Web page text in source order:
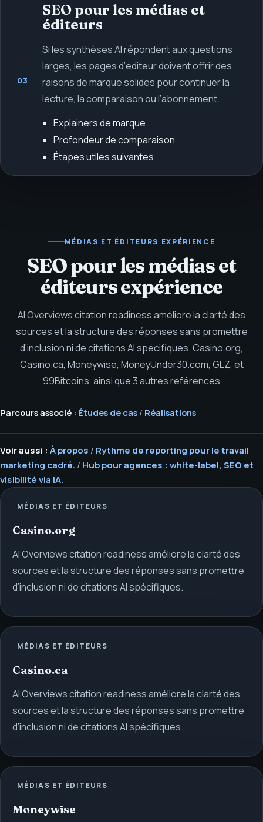
03
SEO pour les médias et
éditeurs
Si les synthèses AI répondent aux questions
larges, les pages d’éditeur doivent offrir des
raisons de marque solides pour continuer la
lecture, la comparaison ou l’abonnement.
Explainers de marque
Profondeur de comparaison
Étapes utiles suivantes
MÉDIAS ET ÉDITEURS EXPÉRIENCE
SEO pour les médias et
éditeurs expérience
AI Overviews citation readiness améliore la clarté des
sources et la structure des réponses sans promettre
d’inclusion ni de citations AI spécifiques.Casino.org,
Casino.ca, Moneywise, MoneyUnder30.com, GLZ, et
99Bitcoins, ainsi que 3 autres références
Parcours associé : Études de cas / Réalisations
Voir aussi : À propos / Rythme de reporting pour le travail
marketing cadré. / Hub pour agences : white-label, SEO et
visibilité via IA.
MÉDIAS ET ÉDITEURS
Casino.org
AI Overviews citation readiness améliore la clarté des
sources et la structure des réponses sans promettre
d’inclusion ni de citations AI spécifiques.
MÉDIAS ET ÉDITEURS
Casino.ca
AI Overviews citation readiness améliore la clarté des
sources et la structure des réponses sans promettre
d’inclusion ni de citations AI spécifiques.
MÉDIAS ET ÉDITEURS
Moneywise